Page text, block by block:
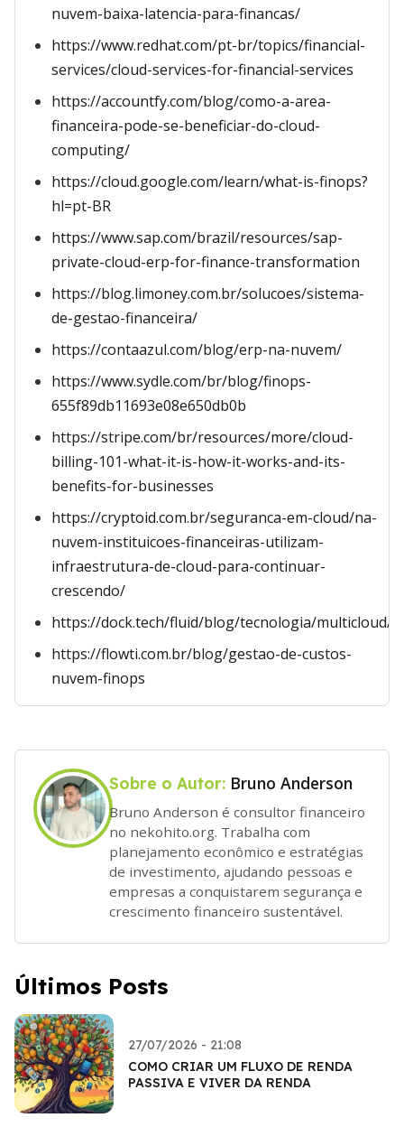
nuvem-baixa-latencia-para-financas/
https://www.redhat.com/pt-br/topics/financial-
services/cloud-services-for-financial-services
https://accountfy.com/blog/como-a-area-
financeira-pode-se-beneficiar-do-cloud-
computing/
https://cloud.google.com/learn/what-is-finops?
hl=pt-BR
https://www.sap.com/brazil/resources/sap-
private-cloud-erp-for-finance-transformation
https://blog.limoney.com.br/solucoes/sistema-
de-gestao-financeira/
https://contaazul.com/blog/erp-na-nuvem/
https://www.sydle.com/br/blog/finops-
655f89db11693e08e650db0b
https://stripe.com/br/resources/more/cloud-
billing-101-what-it-is-how-it-works-and-its-
benefits-for-businesses
https://cryptoid.com.br/seguranca-em-cloud/na-
nuvem-instituicoes-financeiras-utilizam-
infraestrutura-de-cloud-para-continuar-
crescendo/
https://dock.tech/fluid/blog/tecnologia/multicloud/
https://flowti.com.br/blog/gestao-de-custos-
nuvem-finops
Sobre o Autor: Bruno Anderson
Bruno Anderson é consultor financeiro
no nekohito.org. Trabalha com
planejamento econômico e estratégias
de investimento, ajudando pessoas e
empresas a conquistarem segurança e
crescimento financeiro sustentável.
Últimos Posts
27/07/2026 - 21:08
COMO CRIAR UM FLUXO DE RENDA
PASSIVA E VIVER DA RENDA